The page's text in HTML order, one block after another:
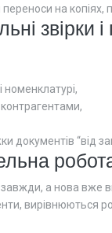
на копіях,
звірки
номенклатурі,
документів “від
а нова вже
вирівнюються